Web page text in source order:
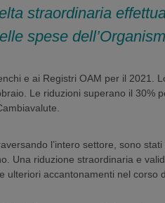
straordinaria
spese
e ai Registri OAM per il 2021.
Le riduzioni superano il 30%
l’intero settore, sono
Una riduzione straordinaria e
accantonamenti nel corso